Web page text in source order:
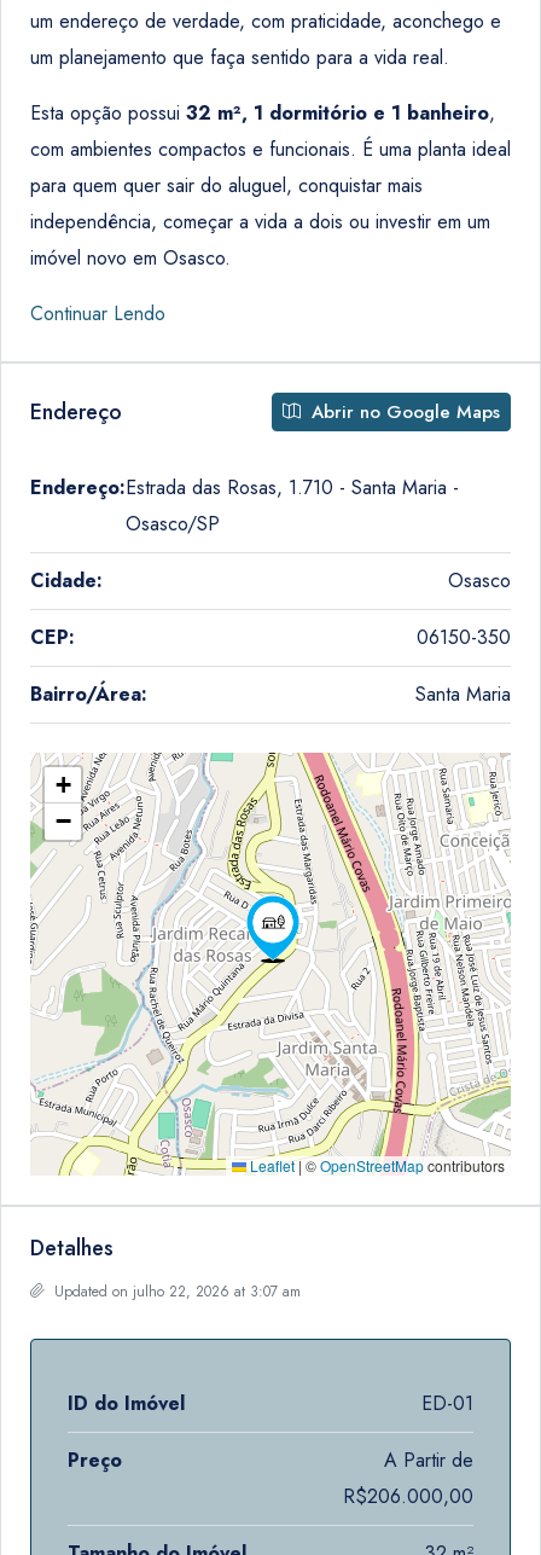
um endereço de verdade, com praticidade, aconchego e
um planejamento que faça sentido para a vida real.
Esta opção possui 32 m², 1 dormitório e 1 banheiro,
com ambientes compactos e funcionais. É uma planta ideal
para quem quer sair do aluguel, conquistar mais
independência, começar a vida a dois ou investir em um
imóvel novo em Osasco.
Continuar Lendo
Endereço Abrir no Google Maps
Endereço:Estrada das Rosas, 1.710 - Santa Maria -
Osasco/SP
Cidade: Osasco
CEP: 06150-350
Bairro/Área: Santa Maria
+
−
Leaflet|©OpenStreetMapcontributors
Detalhes
Updated on julho 22, 2026 at 3:07 am
ID do Imóvel ED-01
Preço
A Partir de
R$206.000,00